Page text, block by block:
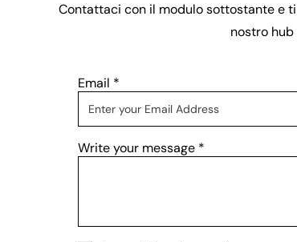
Contattaci con il modulo sottostante e
nostro
Email
Write your message